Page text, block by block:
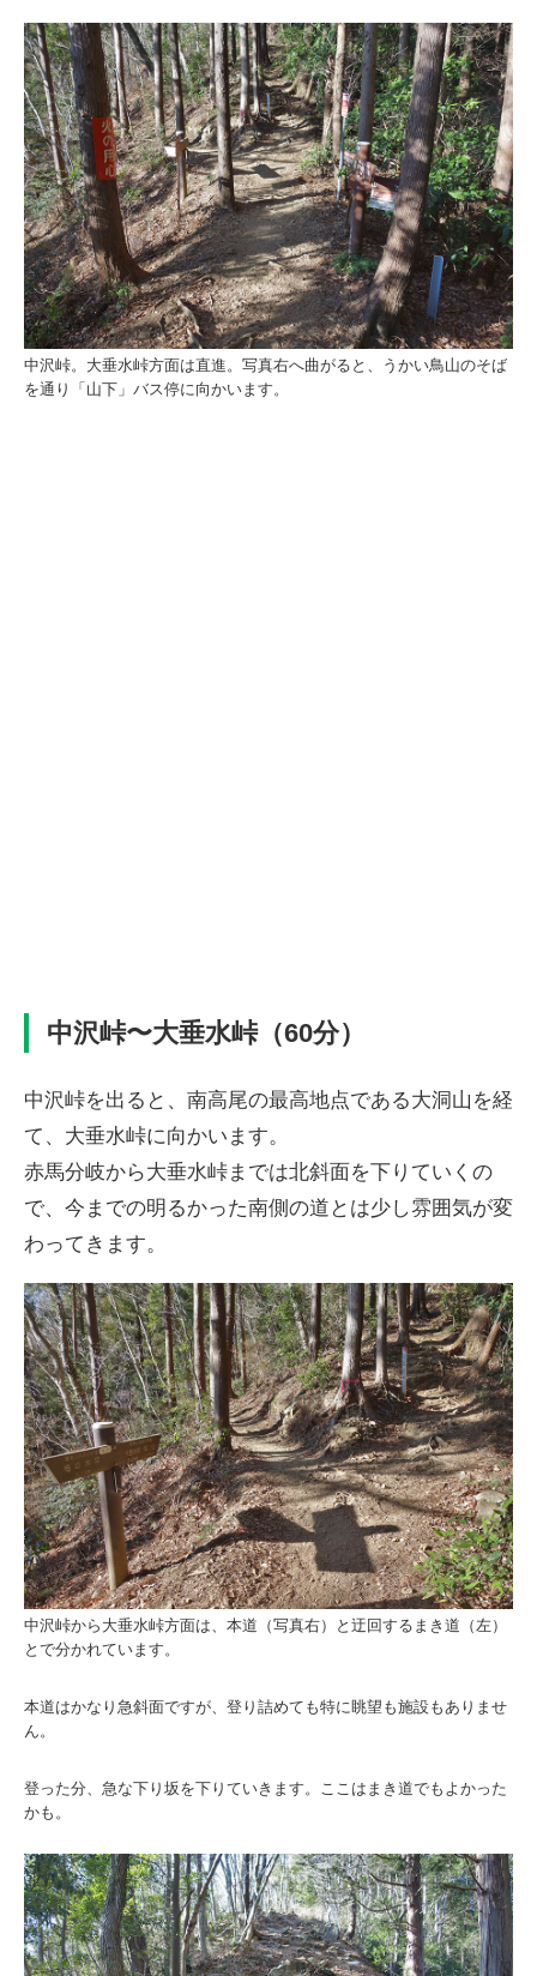
中沢峠。大垂水峠方面は直進。写真右へ曲がると、うかい鳥山のそば
を通り「山下」バス停に向かいます。
中沢峠〜大垂水峠（60分）
中沢峠を出ると、南高尾の最高地点である大洞山を経
て、大垂水峠に向かいます。
赤馬分岐から大垂水峠までは北斜面を下りていくの
で、今までの明るかった南側の道とは少し雰囲気が変
わってきます。
中沢峠から大垂水峠方面は、本道（写真右）と迂回するまき道（左）
とで分かれています。
本道はかなり急斜面ですが、登り詰めても特に眺望も施設もありませ
ん。
登った分、急な下り坂を下りていきます。ここはまき道でもよかった
かも。